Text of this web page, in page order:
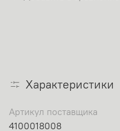
Характеристики
Артикул поставщика
4100018008